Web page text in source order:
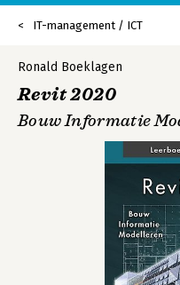
IT-management / ICT
Ronald Boeklagen
Revit 2020
Bouw Informatie